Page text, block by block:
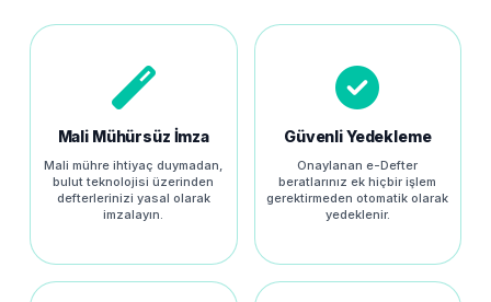
Mali Mühürsüz İmza
Mali mühre ihtiyaç duymadan,
bulut teknolojisi üzerinden
defterlerinizi yasal olarak
imzalayın.
Güvenli Yedekleme
Onaylanan e-Defter
beratlarınız ek hiçbir işlem
gerektirmeden otomatik olarak
yedeklenir.